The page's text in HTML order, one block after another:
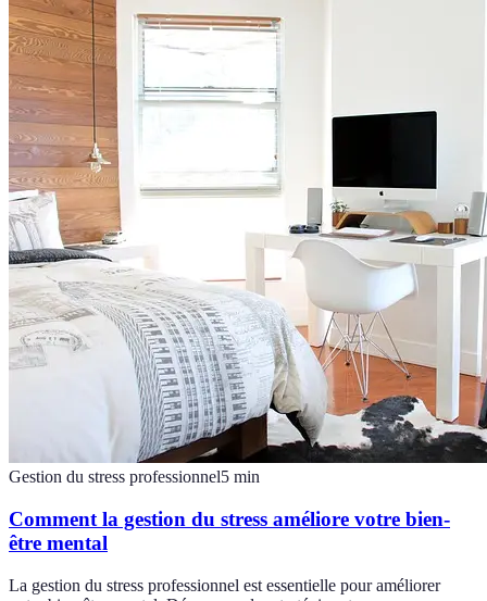
Gestion du stress professionnel5 min
Comment la gestion du stress améliore votre bien-
être mental
La gestion du stress professionnel est essentielle pour améliorer